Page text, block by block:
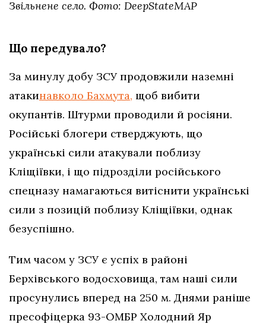
Звільнене село. Фото: DeepStateMAP
Що передувало?
За минулу добу ЗСУ продовжили наземні
атакинавколо Бахмута, щоб вибити
окупантів. Штурми проводили й росіяни.
Російські блогери стверджують, що
українські сили атакували поблизу
Кліщіївки, і що підрозділи російського
спецназу намагаються витіснити українські
сили з позицій поблизу Кліщіївки, однак
безуспішно.
Тим часом у ЗСУ є успіх в районі
Берхівського водосховища, там наші сили
просунулись вперед на 250 м. Днями раніше
пресофіцерка 93-ОМБР Холодний Яр